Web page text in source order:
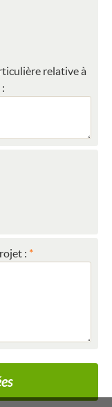
relative à
: